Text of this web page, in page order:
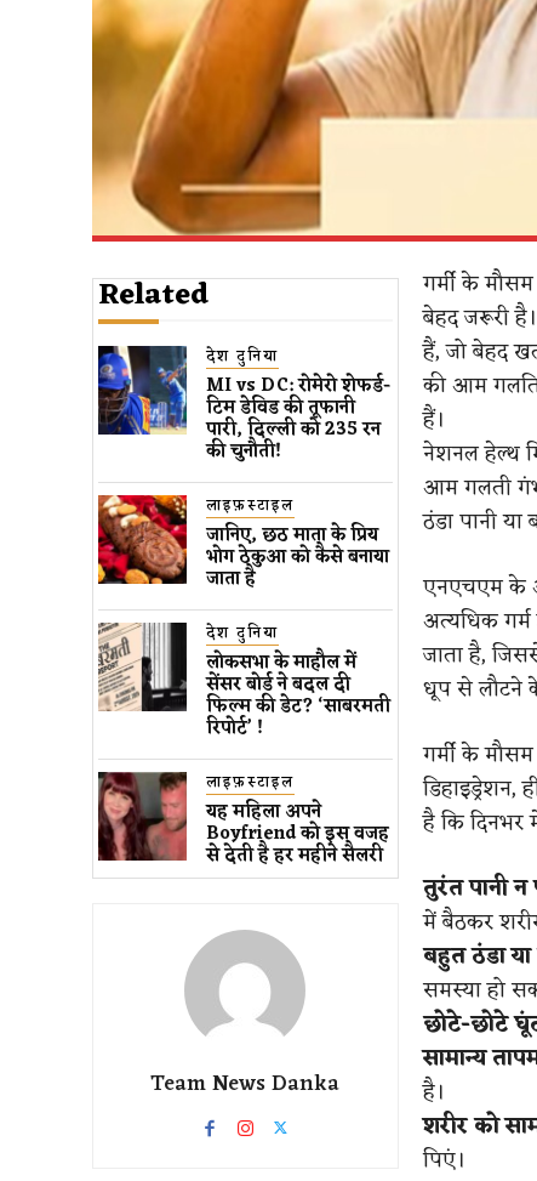
Related
देश दुनिया
MI vs DC: रोमेरो शेफर्ड-
टिम डेविड की तूफानी
पारी, दिल्ली को 235 रन
की चुनौती!
लाइफ़स्टाइल
जानिए, छठ माता के प्रिय
भोग ठेकुआ को कैसे बनाया
जाता है
देश दुनिया
लोकसभा के माहौल में
सेंसर बोर्ड ने बदल दी
फिल्म की डेट? ‘साबरमती
रिपोर्ट’ !
लाइफ़स्टाइल
यह महिला अपने
Boyfriend को इस वजह
से देती है हर महीने सैलरी
Team News Danka
गर्मी के
बेहद जरूरी
हैं, जो बेहद
की आम
हैं।
नेशनल हेल्थ
आम गलती
ठंडा पानी
एनएचएम के
अत्यधिक
जाता है,
धूप से लौटने
गर्मी के
डिहाइड्रेशन,
है कि दिनभर
तुरंत पानी
में बैठकर
बहुत ठंडा
समस्या हो
छोटे-छोटे
सामान्य
है।
शरीर को
पिएं।